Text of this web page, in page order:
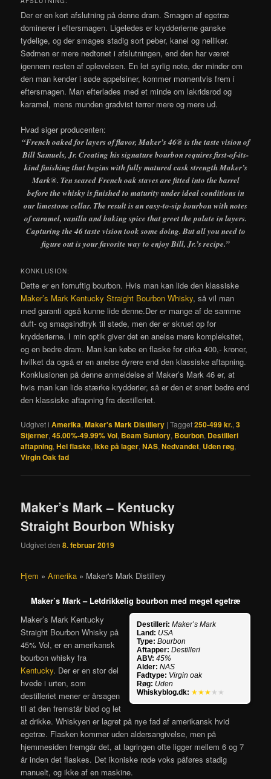
Der er en kort afslutning på denne dram. Smagen af egetræ
dominerer i eftersmagen. Ligeledes er krydderierne ganske
tydelige, og der smages stadig sort peber, kanel og nelliker.
Sødmen er mere nedtonet i afslutningen, end den har været
igennem resten af oplevelsen. En let syrlig note, der minder om
den man kender i søde appelsiner, kommer momentvis frem i
eftersmagen. Man efterlades med et minde om lakridsrod og
karamel, mens munden gradvist tørrer mere og mere ud.
Hvad siger producenten:
“French oaked for layers of flavor, Maker’s 46® is the taste vision of
Bill Samuels, Jr. Creating his signature bourbon requires first-of-its-
kind finishing that begins with fully matured cask strength Maker’s
Mark®. Ten seared French oak staves are fitted into the barrel
before the whisky is finished to maturity under ideal conditions in
our limestone cellar. The result is an easy-to-sip bourbon with notes
of caramel, vanilla and baking spice that greet the palate in layers.
Capturing the 46 taste vision took some doing. But all you need to
figure out is your favorite way to enjoy Bill, Jr.’s recipe.”
KONKLUSION:
Dette er en fornuftig bourbon. Hvis man kan lide den klassiske
Maker’s Mark Kentucky Straight Bourbon Whisky, så vil man
med garanti også kunne lide denne.Der er mange af de samme
duft- og smagsindtryk til stede, men der er skruet op for
krydderierne. I min optik giver det en anelse mere kompleksitet,
og en bedre dram. Man kan købe en flaske for cirka 400,- kroner,
hvilket da også er en anelse dyrere end den klassiske aftapning.
Konklusionen på denne anmeldelse af Maker’s Mark 46 er, at
hvis man kan lide stærke krydderier, så er den et snert bedre end
den klassiske aftapning fra destilleriet.
Udgivet i Amerika,Maker's Mark Distillery |Tagget250-499 kr.,3
Stjerner,45.00%-49.99% Vol, Beam Suntory, Bourbon, Destilleri
aftapning,Hel flaske,Ikke på lager,NAS,Nedvandet, Uden røg,
Virgin Oak fad
Maker’s Mark – Kentucky
Straight Bourbon Whisky
Udgivet den8. februar 2019
Hjem »Amerika » Maker's Mark Distillery
Maker’s Mark – Letdrikkelig bourbon med meget egetræ
Destilleri: Maker’s Mark
Land: USA
Type: Bourbon
Aftapper: Destilleri
ABV: 45%
Alder: NAS
Fadtype: Virgin oak
Røg: Uden
Whiskyblog.dk: ★★★ ★★
Maker’s Mark Kentucky
Straight Bourbon Whisky på
45% Vol, er en amerikansk
bourbon whisky fra
Kentucky. Der er en stor del
hvede i urten, som
destilleriet mener er årsagen
til at den fremstår blød og let
at drikke. Whiskyen er lagret på nye fad af amerikansk hvid
egetræ. Flasken kommer uden aldersangivelse, men på
hjemmesiden fremgår det, at lagringen ofte ligger mellem 6 og 7
år inden det flaskes. Det ikoniske røde voks påføres stadig
manuelt, og ikke af en maskine.